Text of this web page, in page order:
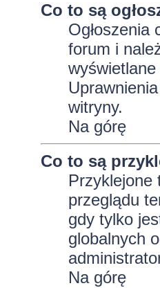
Co to są
forum i
witryny.
Na górę
Co to są
Przyklejone
przeglądu
gdy tylko
globalnych
Na górę